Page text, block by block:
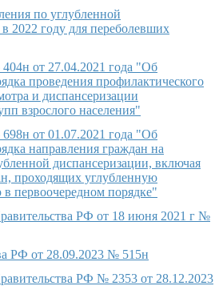
по углубленной
2022 году для переболевших
от 27.04.2021 года "Об
проведения профилактического
и диспансеризации
взрослого населения"
от 01.07.2021 года "Об
направления граждан на
диспансеризации, включая
проходящих углубленную
первоочередном порядке"
РФ от 18 июня 2021 г №
РФ от 28.09.2023 № 515н
РФ № 2353 от 28.12.2023